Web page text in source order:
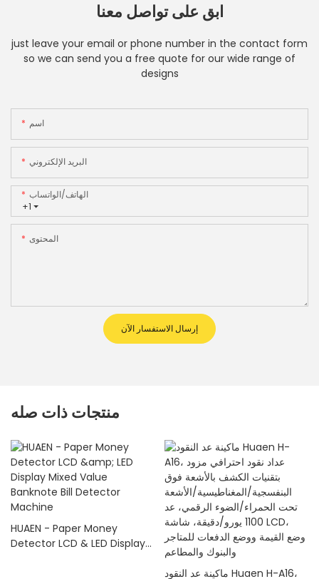
ابق على تواصل معنا
just leave your email or phone number in the contact form
so we can send you a free quote for our wide range of
designs
اسم
البريد الإلكتروني
+1
الهاتف/الواتساب
المحتوى
إرسال الاستفسار الآن
منتجات ذات صله
HUAEN - Paper Money
Detector LCD & LED Display
ماكينة عد النقود Huaen H-A16،